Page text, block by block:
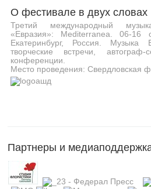
О фестивале в двух словах
Третий международный
«Евразия»: Mediterranea. 06-16
Екатеринбург, Россия. Музыка
творческие встречи,
конференции.
Место проведения: Свердловская
Партнеры и